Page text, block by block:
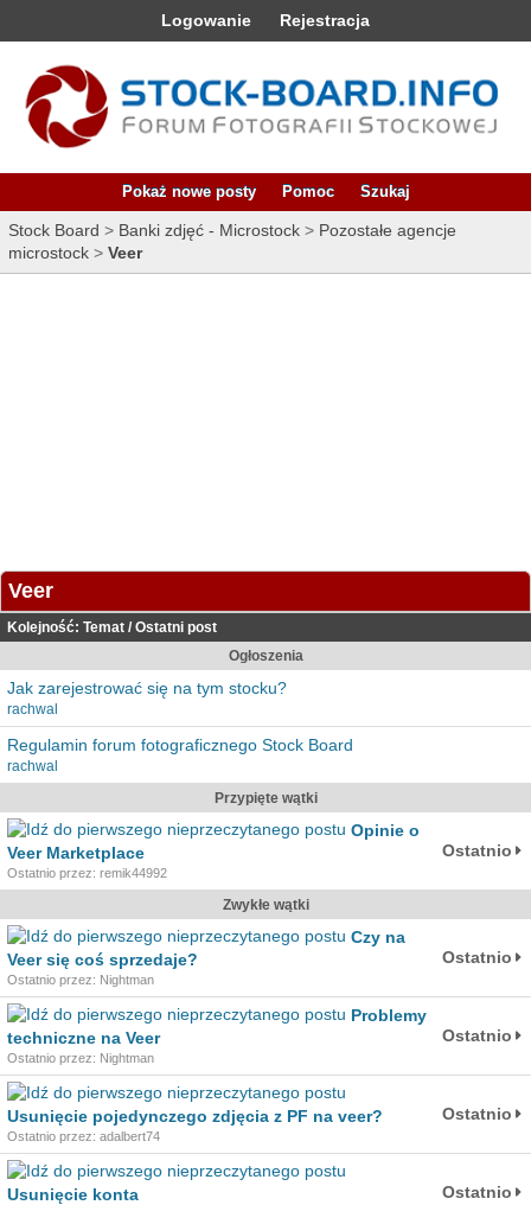
Logowanie Rejestracja
Pokaż nowe posty Pomoc Szukaj
Stock Board > Banki zdjęć - Microstock > Pozostałe agencje
microstock > Veer
Veer
Kolejność: Temat / Ostatni post
Ogłoszenia
Jak zarejestrować się na tym stocku?
rachwal
Regulamin forum fotograficznego Stock Board
rachwal
Przypięte wątki
Opinie o
Veer Marketplace
Ostatnio przez: remik44992
Ostatnio
Zwykłe wątki
Czy na
Veer się coś sprzedaje?
Ostatnio przez: Nightman
Ostatnio
Problemy
techniczne na Veer
Ostatnio przez: Nightman
Ostatnio
Usunięcie pojedynczego zdjęcia z PF na veer?
Ostatnio przez: adalbert74
Ostatnio
Usunięcie konta Ostatnio